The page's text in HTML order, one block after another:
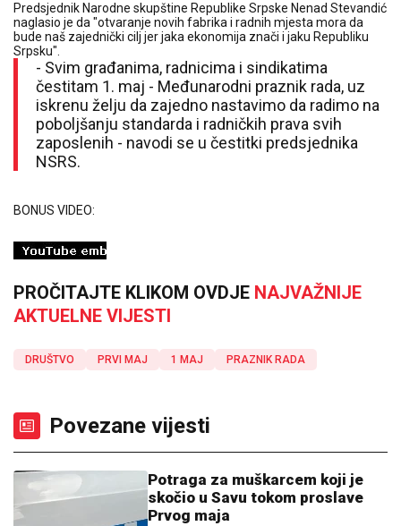
Predsjednik Narodne skupštine Republike Srpske Nenad Stevandić
naglasio je da "otvaranje novih fabrika i radnih mjesta mora da
bude naš zajednički cilj jer jaka ekonomija znači i jaku Republiku
Srpsku".
- Svim građanima, radnicima i sindikatima
čestitam 1. maj - Međunarodni praznik rada, uz
iskrenu želju da zajedno nastavimo da radimo na
poboljšanju standarda i radničkih prava svih
zaposlenih - navodi se u čestitki predsjednika
NSRS.
BONUS VIDEO:
PROČITAJTE KLIKOM OVDJE NAJVAŽNIJE
AKTUELNE VIJESTI
DRUŠTVO PRVI MAJ 1 MAJ PRAZNIK RADA
Povezane vijesti
Potraga za muškarcem koji je
skočio u Savu tokom proslave
Prvog maja